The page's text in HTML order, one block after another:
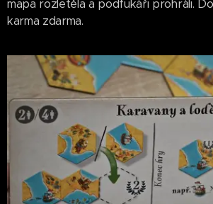
mapa rozletěla a podfukáři prohráli.
karma zdarma.